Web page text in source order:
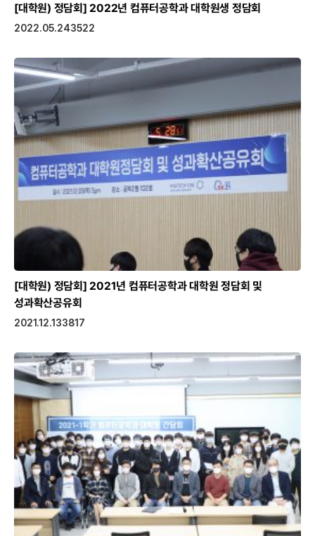
[대학원) 정담회] 2022년 컴퓨터공학과 대학원생 정담회
2022.05.243522
[대학원) 정담회] 2021년 컴퓨터공학과 대학원 정담회 및
성과확산공유회
2021.12.133817